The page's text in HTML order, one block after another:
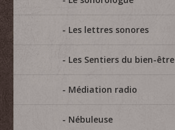
Les lettres sonores
Les Sentiers du bien-être
Médiation radio
Nébuleuse